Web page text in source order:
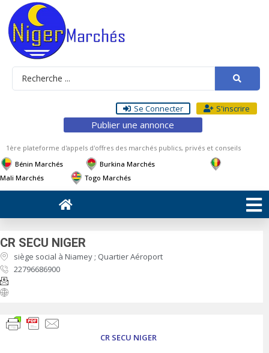
Se Connecter S'inscrire
Publier une annonce
1ère plateforme d'appels d'offres des marchés publics, privés et conseils
Bénin Marchés
Burkina Marchés
Mali Marchés
Togo Marchés
CR SECU NIGER
siège social à Niamey ; Quartier Aéroport
22796686900
CR SECU NIGER